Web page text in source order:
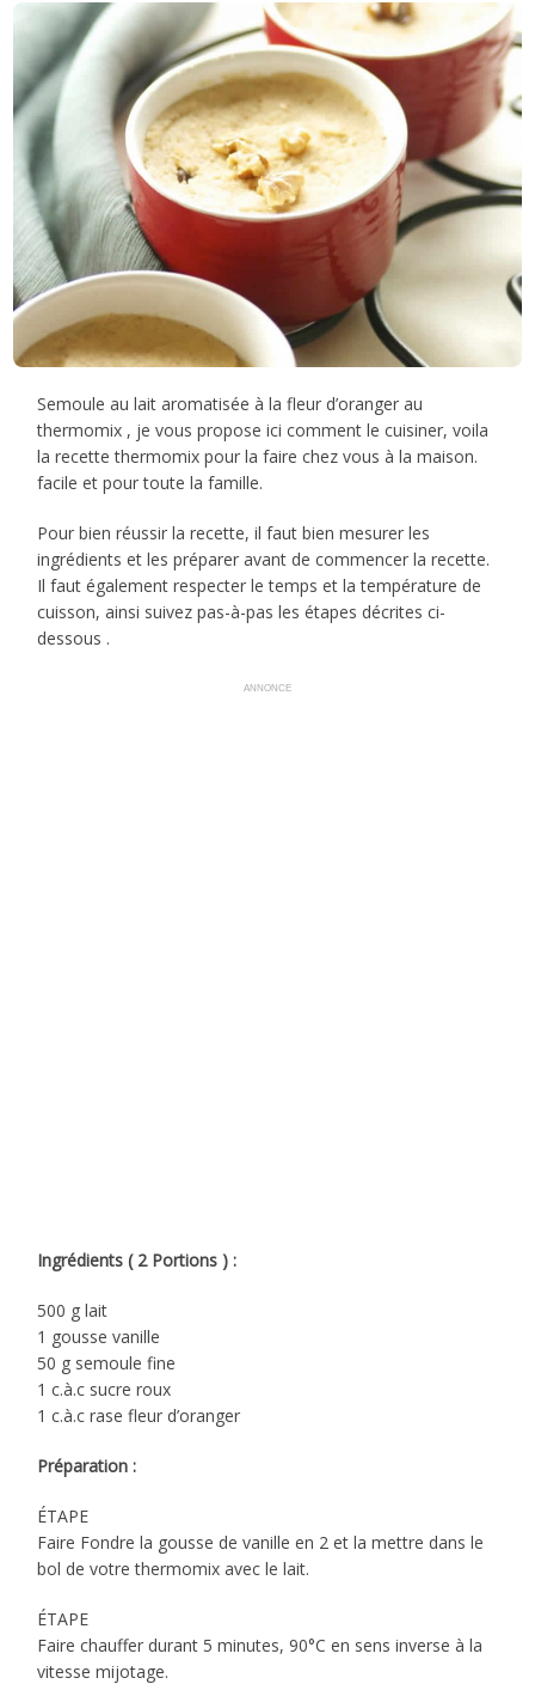
Semoule au lait aromatisée à la fleur d’oranger au
thermomix , je vous propose ici comment le cuisiner, voila
la recette thermomix pour la faire chez vous à la maison.
facile et pour toute la famille.
Pour bien réussir la recette, il faut bien mesurer les
ingrédients et les préparer avant de commencer la recette.
Il faut également respecter le temps et la température de
cuisson, ainsi suivez pas-à-pas les étapes décrites ci-
dessous .
ANNONCE
Ingrédients ( 2 Portions ) :
500 g lait
1 gousse vanille
50 g semoule fine
1 c.à.c sucre roux
1 c.à.c rase fleur d’oranger
Préparation :
ÉTAPE
Faire Fondre la gousse de vanille en 2 et la mettre dans le
bol de votre thermomix avec le lait.
ÉTAPE
Faire chauffer durant 5 minutes, 90°C en sens inverse à la
vitesse mijotage.